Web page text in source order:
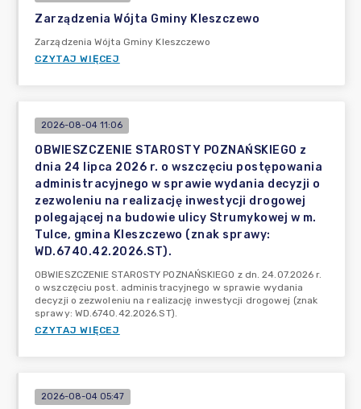
Zarządzenia Wójta Gminy Kleszczewo
Zarządzenia Wójta Gminy Kleszczewo
CZYTAJ WIĘCEJ
2026-08-04 11:06
OBWIESZCZENIE STAROSTY POZNAŃSKIEGO z
dnia 24 lipca 2026 r. o wszczęciu postępowania
administracyjnego w sprawie wydania decyzji o
zezwoleniu na realizację inwestycji drogowej
polegającej na budowie ulicy Strumykowej w m.
Tulce, gmina Kleszczewo (znak sprawy:
WD.6740.42.2026.ST).
OBWIESZCZENIE STAROSTY POZNAŃSKIEGO z dn. 24.07.2026 r.
o wszczęciu post. administracyjnego w sprawie wydania
decyzji o zezwoleniu na realizację inwestycji drogowej (znak
sprawy: WD.6740.42.2026.ST).
CZYTAJ WIĘCEJ
2026-08-04 05:47